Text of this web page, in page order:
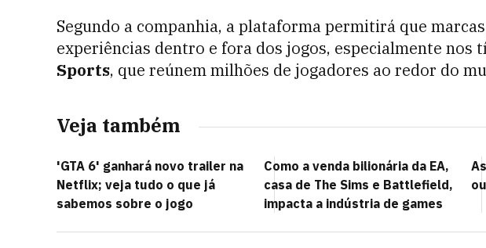
Segundo a companhia, a plataforma permitirá que
experiências dentro e fora dos jogos, especialmente nos
Sports, que reúnem milhões de jogadores ao redor do
Veja também
'GTA 6' ganhará novo trailer na
Netflix; veja tudo o que já
sabemos sobre o jogo
Como a venda bilionária da EA,
casa de The Sims e Battlefield,
impacta a indústria de games